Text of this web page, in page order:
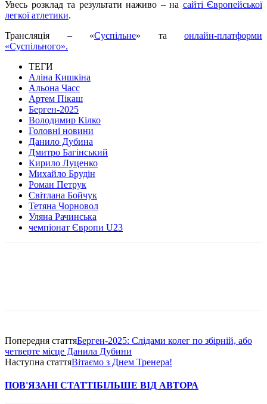
Увесь розклад та результати наживо – на сайті Європейської
легкої атлетики.
Трансляція – «Суспільне» та онлайн-платформи
«Суспільного».
ТЕГИ
Аліна Кишкіна
Альона Часс
Артем Пікаш
Берген-2025
Володимир Кілко
Головні новини
Данило Дубина
Дмитро Багінський
Кирило Луценко
Михайло Брудін
Роман Петрук
Світлана Бойчук
Тетяна Чорновол
Уляна Рачинська
чемпіонат Європи U23
Попередня статтяБерген-2025: Слідами колег по збірній, або
четверте місце Данила Дубини
Наступна статтяВітаємо з Днем Тренера!
ПОВ'ЯЗАНІ СТАТТІБІЛЬШЕ ВІД АВТОРА